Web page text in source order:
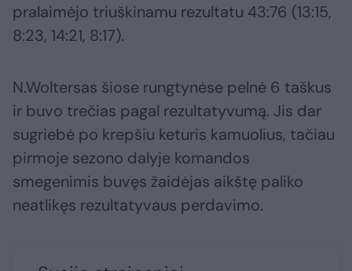
pralaimėjo triuškinamu rezultatu 43:76 (13:15,
8:23, 14:21, 8:17).
N.Woltersas šiose rungtynėse pelnė 6 taškus
ir buvo trečias pagal rezultatyvumą. Jis dar
sugriebė po krepšiu keturis kamuolius, tačiau
pirmoje sezono dalyje komandos
smegenimis buvęs žaidėjas aikštę paliko
neatlikęs rezultatyvaus perdavimo.